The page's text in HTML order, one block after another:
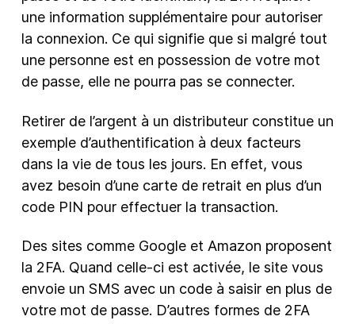
une information supplémentaire pour autoriser
la connexion. Ce qui signifie que si malgré tout
une personne est en possession de votre mot
de passe, elle ne pourra pas se connecter.
Retirer de l’argent à un distributeur constitue un
exemple d’authentification à deux facteurs
dans la vie de tous les jours. En effet, vous
avez besoin d’une carte de retrait en plus d’un
code PIN pour effectuer la transaction.
Des sites comme Google et Amazon proposent
la 2FA. Quand celle-ci est activée, le site vous
envoie un SMS avec un code à saisir en plus de
votre mot de passe. D’autres formes de 2FA